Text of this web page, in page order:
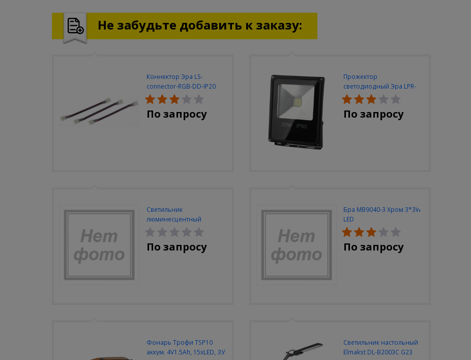
Не забудьте добавить к заказу:
Коннектор Эра LS-
connector-RGB-DD-IP20
(3шт/уп)
По запросу
Прожектор
светодиодный Эра LPR-
30W-6500K-M
По запросу
Светильник
люминесцентный
Navigator NEL-A2-E130-T4-
840/WH
По запросу
Бра MB9040-3 Хром 3*3W
LED
По запросу
Фонарь Трофи TSP10
аккум. 4V1.5Ah, 15xLED, ЗУ
Светильник настольный
Elmakst DL-B2003C G23